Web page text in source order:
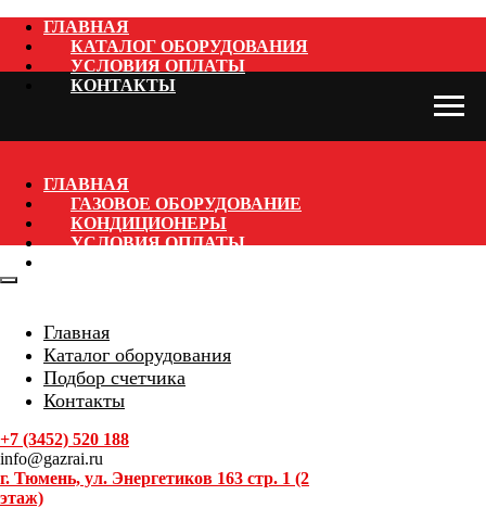
ГЛАВНАЯ
КАТАЛОГ ОБОРУДОВАНИЯ
УСЛОВИЯ ОПЛАТЫ
КОНТАКТЫ
ГЛАВНАЯ
ГАЗОВОЕ ОБОРУДОВАНИЕ
КОНДИЦИОНЕРЫ
УСЛОВИЯ ОПЛАТЫ
Главная
Каталог оборудования
Подбор счетчика
Контакты
+7 (3452) 520 188
info@gazrai.ru
г. Тюмень, ул. Энергетиков 163 стр. 1 (2
этаж)